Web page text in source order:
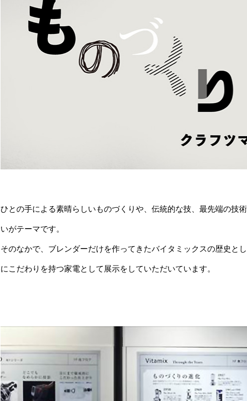
ひとの手による素晴らしいものづくりや、伝統的な技、最先端の技
いがテーマです。
そのなかで、ブレンダーだけを作ってきたバイタミックスの歴史と
にこだわりを持つ家電として展示をしていただいています。